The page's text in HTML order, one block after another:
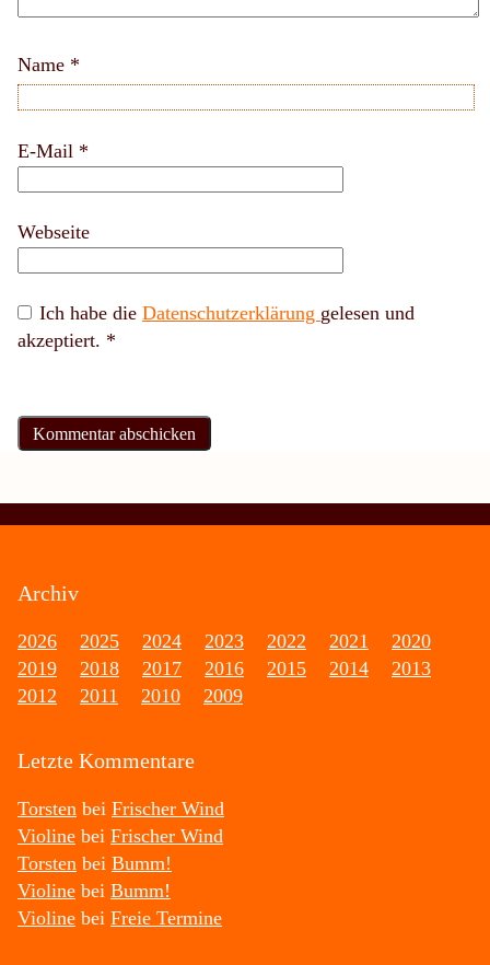
Name *
E-Mail *
Webseite
Ich habe die Datenschutzerklärung gelesen und
akzeptiert. *
Archiv
2026 2025 2024 2023 2022 2021
2020
2019
2018 2017 2016 2015 2014
2013
2012
2011 2010 2009
Letzte Kommentare
Torsten bei Frischer Wind
Violine bei Frischer Wind
Torsten bei Bumm!
Violine bei Bumm!
Violine bei Freie Termine